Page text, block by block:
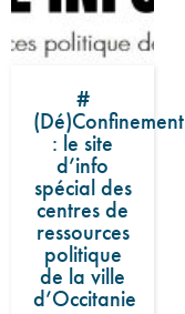
#
(Dé)Confinement
: le site
d’info
spécial des
centres de
ressources
politique
de la ville
d’Occitanie